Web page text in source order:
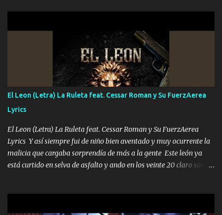
ni tampoco las mujeres porque es platica de grandes por eso hay
que estar alegres doy las instrucciones para atender los deberes
Música Si es que salta algún problema de confianza tengo gente
ahí está el Hombre Cuarenta y también Pariente 7 arreglan
cualquier problema no más es cuestión que ordené NOS HACE
FALTA UN HERMANO DE CLAVE ERA EL 24 SIEMPRE FUE UN
HOMBRE VALIENTE POR ALGO M'URIÓ PELEAND0 SIEMPRE
VIO POR LA FAMILIA PARA QUE SIGA EL LEGADO Es el DOS de
los HERMANOS un cerebro inteligente y com...
El Leon (Letra) La Ruleta feat. Cessar Roman y Su FuerzAerea
Lyrics
El Leon (Letra) La Ruleta feat. Cessar Roman y Su FuerzAerea
Lyrics Y así siempre fui de niño bien aventado y muy ocurrente la
malicia que cargaba sorprendía de más a la gente Este león ya
está curtido en selva de asfalto y ando en los veinte 20 claro son
pa más pues hay charola les voy a dar hasta topar pues no hay de